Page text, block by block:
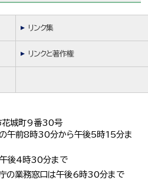
リンク集
リンクと著作権
城町9番30号
午前8時30分から午後5時15分ま
午後4時30分まで
庁の業務窓口は午後6時30分まで